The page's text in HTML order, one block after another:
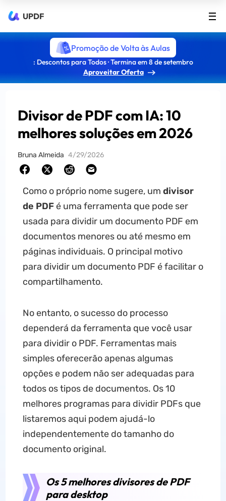
UPDF
Promoção de Volta às Aulas
: Descontos para Todos · Termina em 8 de setembro
Aproveitar Oferta
Divisor de PDF com IA: 10
melhores soluções em 2026
Bruna Almeida 4/29/2026
Como o próprio nome sugere, um divisor
de PDFé uma ferramenta que pode ser
usada para dividir um documento PDF em
documentos menores ou até mesmo em
páginas individuais. O principal motivo
para dividir um documento PDF é facilitar o
compartilhamento.
No entanto, o sucesso do processo
dependerá da ferramenta que você usar
para dividir o PDF. Ferramentas mais
simples oferecerão apenas algumas
opções e podem não ser adequadas para
todos os tipos de documentos. Os 10
melhores programas para dividir PDFs que
listaremos aqui podem ajudá-lo
independentemente do tamanho do
documento original.
Os 5 melhores divisores de PDF
para desktop